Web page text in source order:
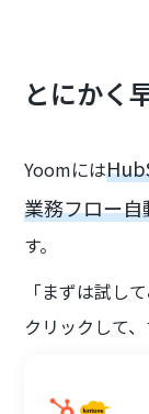
とにかく
Yoomには
業務フロー
す。
「まずは試し
クリックして